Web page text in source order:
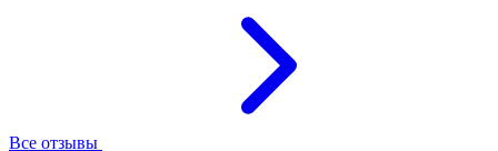
Все отзывы